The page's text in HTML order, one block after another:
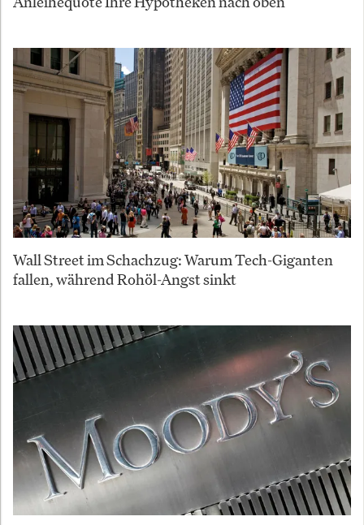
Wall Street im Schachzug: Warum Tech-Giganten
fallen, während Rohöl-Angst sinkt